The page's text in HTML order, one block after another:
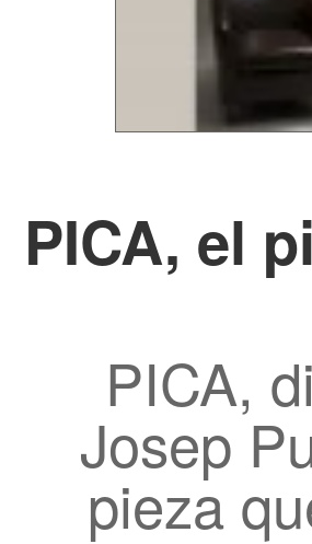
PICA, el
PICA,
Josep
pieza